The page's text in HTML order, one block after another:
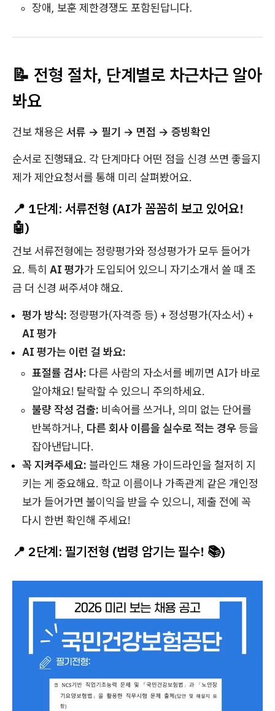
장애, 보훈 제한경쟁도 포함된답니다.
📝 전형 절차, 단계별로 차근차근 알아
봐요
건보 채용은 서류 → 필기 → 면접 → 증빙확인
순서로 진행돼요. 각 단계마다 어떤 점을 신경 쓰면 좋을지
제가 제안요청서를 통해 미리 살펴봤어요.
📍 1단계: 서류전형 (AI가 꼼꼼히 보고 있어요!
🤖)
건보 서류전형에는 정량평가와 정성평가가 모두 들어가
요. 특히 AI 평가가 도입되어 있으니 자기소개서 쓸 때 조
금 더 신경 써주셔야 해요.
평가 방식: 정량평가(자격증 등) + 정성평가(자소서) +
AI 평가
AI 평가는 이런 걸 봐요:
표절률 검사: 다른 사람의 자소서를 베끼면 AI가 바로
알아채요! 탈락할 수 있으니 주의하세요.
불량 작성 검출: 비속어를 쓰거나, 의미 없는 단어를
반복하거나, 다른 회사 이름을 실수로 적는 경우등을
잡아낸답니다.
꼭 지켜주세요: 블라인드 채용 가이드라인을 철저히 지
키는 게 중요해요. 학교 이름이나 가족관계 같은 개인정
보가 들어가면 불이익을 받을 수 있으니, 제출 전에 꼭
다시 한번 확인해 주세요!
📍 2단계: 필기전형 (법령 암기는 필수! 📚)